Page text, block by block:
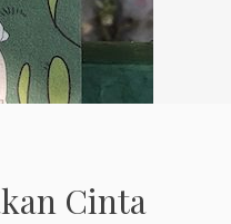
Cinta